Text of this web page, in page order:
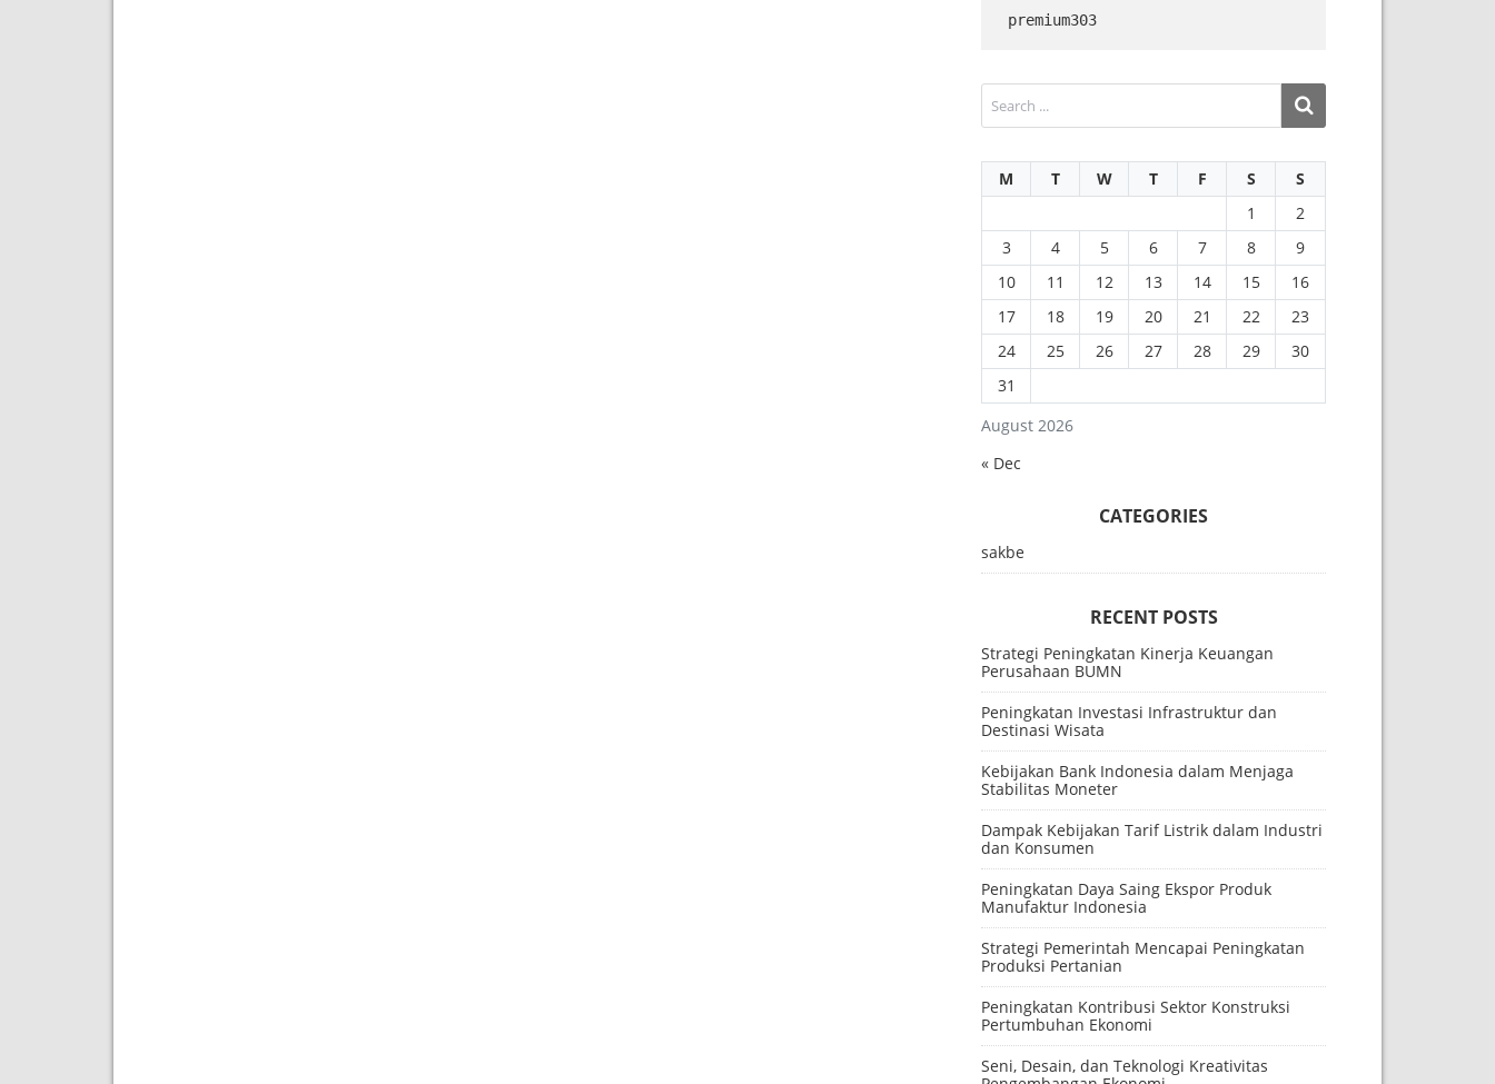
premium303
August 2026
M T W T F S
S
1
2
3
4 5 6 7 8
9
10
11 12 13 14 15
16
17
18 19 20 21 22
23
24
25 26 27 28 29
30
31
« Dec
CATEGORIES
sakbe
RECENT POSTS
Strategi Peningkatan Kinerja Keuangan
Perusahaan BUMN
Peningkatan Investasi Infrastruktur dan
Destinasi Wisata
Kebijakan Bank Indonesia dalam Menjaga
Stabilitas Moneter
Dampak Kebijakan Tarif Listrik dalam Industri
dan Konsumen
Peningkatan Daya Saing Ekspor Produk
Manufaktur Indonesia
Strategi Pemerintah Mencapai Peningkatan
Produksi Pertanian
Peningkatan Kontribusi Sektor Konstruksi
Pertumbuhan Ekonomi
Seni, Desain, dan Teknologi Kreativitas